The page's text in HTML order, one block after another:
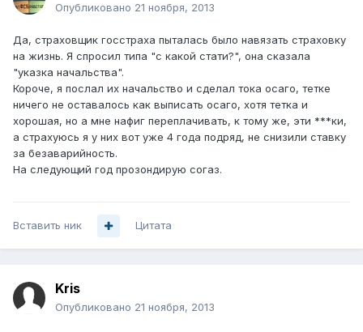
Опубликовано 21 ноября, 2013
Да, страховщик госстраха пыталась было навязать страховку
на жизнь. Я спросил типа "с какой стати?", она сказала
"указка начальства".
Короче, я послал их начальство и сделал тока осаго, тетке
ничего не оставалось как выписать осаго, хотя тетка и
хорошая, но а мне нафиг переплачивать, к тому же, эти ***ки,
а страхуюсь я у них вот уже 4 года подряд, не снизили ставку
за безаварийность.
На следующий год прозондирую согаз.
Вставить ник Цитата
Kris
Опубликовано 21 ноября, 2013